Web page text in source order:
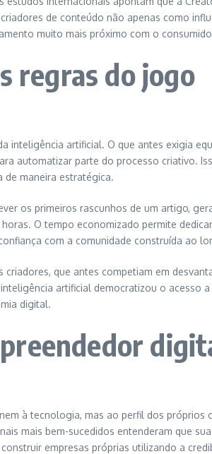
de conteúdo não apenas como
muito mais próximo com o
regras do jogo
artificial. O que antes exigia
automatizar parte do processo criativo.
de maneira estratégica.
os primeiros rascunhos de um artigo,
O tempo economizado permite
com a comunidade construída ao
que antes competiam em
artificial democratizou o acesso
digital.
à tecnologia, mas ao perfil dos próprios
mais bem-sucedidos entenderam que
empresas próprias utilizando a